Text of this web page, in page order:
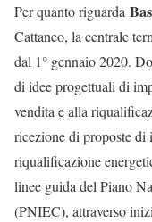
Per quanto riguarda
Cattaneo, la centrale
dal 1° gennaio 2020.
di idee progettuali di
vendita e alla
ricezione di proposte di
riqualificazione
linee guida del Piano
(PNIEC), attraverso